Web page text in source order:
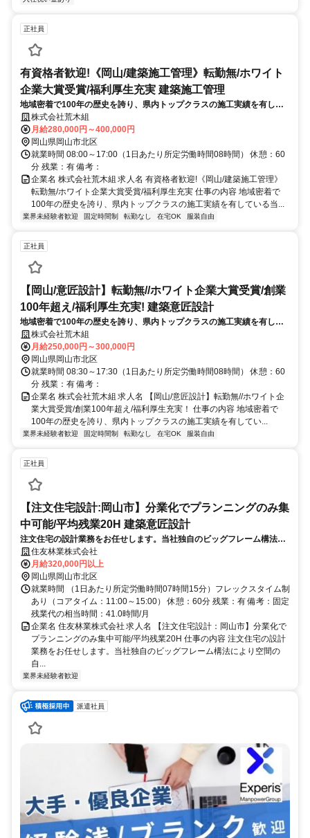
正社員
有資格者歓迎!《岡山/建築施工管理》転勤無/ホワイト
企業大賞受賞/福利厚生充実 建築施工管理
地域密着で100年の歴史を誇り、県内トップクラスの施工実績を有して
いる当社。岡山県内の建築工事の現場作業所において、施工の全体管理
を担当頂きます。品質、原価、工程、安全などを管理し、協力会社と協
働・連
株式会社荒木組
月給280,000円～400,000円
岡山県岡山市北区
就業時間 08:00～17:00（1日あたり所定労働時間08時間） 休憩：60
分 残業：有 備考：
企業名 株式会社荒木組 求人名 有資格者歓迎!《岡山/建築施工管理》
転勤無/ホワイト企業大賞受賞/福利厚生充実 仕事の内容 地域密着で
100年の歴史を誇り、県内トップクラスの施工実績を有している当...
業界未経験者歓迎 固定時間制 転勤なし 在宅OK 服装自由
正社員
【岡山/意匠設計】転勤無//ホワイト企業大賞受賞/創業
100年超え/福利厚生充実! 建築意匠設計
地域密着で100年の歴史を誇り、県内トップクラスの施工実績を有して
いる当社にて民間発注の建築工事の意匠設計をお任せいたします。顧客
との打ち合わせから一貫して設計業務を行っていただきます。
株式会社荒木組
月給250,000円～300,000円
岡山県岡山市北区
就業時間 08:30～17:30（1日あたり所定労働時間08時間） 休憩：60
分 残業：有 備考：
企業名 株式会社荒木組 求人名 【岡山/意匠設計】転勤無//ホワイト企
業大賞受賞/創業100年超え/福利厚生充実！ 仕事の内容 地域密着で
100年の歴史を誇り、県内トップクラスの施工実績を有してい...
業界未経験者歓迎 固定時間制 転勤なし 在宅OK 服装自由
正社員
【注文住宅設計:岡山市】分業化でプランニングのみ集
中可能/平均残業20H 建築意匠設計
注文住宅の設計業務をお任せします。当社独自のビッグフレーム構法に
より空間の自由度がRC造より高く様々な設計・デザインに携われます。
実施設計以降は分業化しており、プランニングへ集中できる環境です
住友林業株式会社
月給320,000円以上
岡山県岡山市北区
就業時間 （1日あたり所定労働時間07時間15分）フレックスタイム制
あり（コアタイム：11:00～15:00） 休憩：60分 残業：有 備考：固定
残業代の相当時間：41.0時間/月
企業名 住友林業株式会社 求人名 【注文住宅設計：岡山市】分業化で
プランニングのみ集中可能/平均残業20H 仕事の内容 注文住宅の設計
業務をお任せします。当社独自のビッグフレーム構法により空間の
自...
業界未経験者歓迎
派遣社員